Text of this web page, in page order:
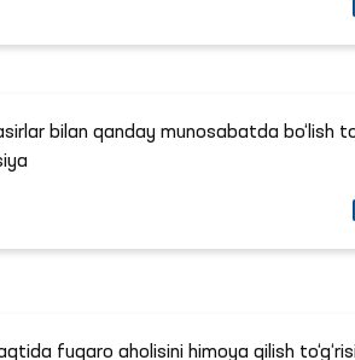
bilan qanday munosabatda bo‘lish
fuqaro aholisini himoya qilish